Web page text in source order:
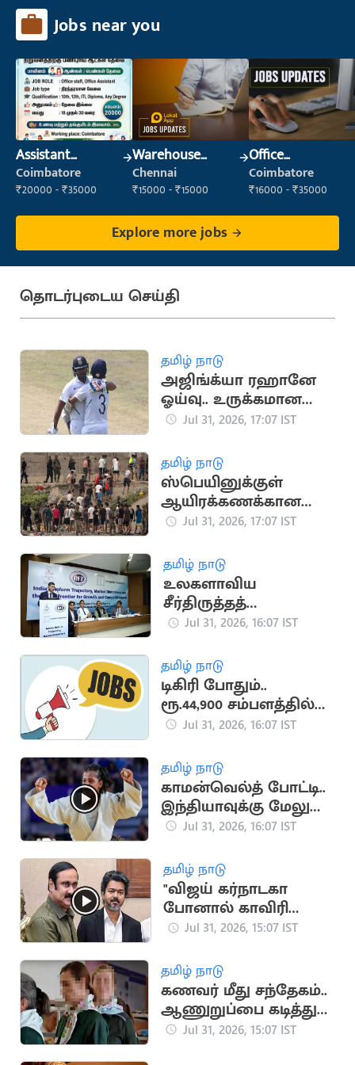
Jobs near you
Assistant
Manager
Coimbatore
₹20000 - ₹35000
Warehouse
Supervisor
(Warehouse &
Chennai
₹15000 - ₹15000
Office
Administrator
Coimbatore
₹16000 - ₹35000
Explore more jobs
தொடர்புடைய செய்தி
தமிழ் நாடு
அஜிங்க்யா ரஹானே
ஓய்வு.. உருக்கமான
பதிவை வெளியிட்ட
Jul 31, 2026, 17:07 IST
தமிழ் நாடு
ஸ்பெயினுக்குள்
ஆயிரக்கணக்கான
அகதிகள்
பரபரப்பு.. நெரிசலில்
சிக்கி 9 பேர் பலி
Jul 31, 2026, 17:07 IST
தமிழ் நாடு
உலகளாவிய
சீர்திருத்தத்
தரவரிசையில் இந்தியா
முன்னேற்றம்
Jul 31, 2026, 16:07 IST
தமிழ் நாடு
டிகிரி போதும்..
ரூ.44,900 சம்பளத்தில்
மத்திய அரசு வேலை
Jul 31, 2026, 16:07 IST
தமிழ் நாடு
காமன்வெல்த் போட்டி..
இந்தியாவுக்கு மேலும்
ஒரு தங்கம்
Jul 31, 2026, 16:07 IST
தமிழ் நாடு
"விஜய் கர்நாடகா
போனால் காவிரி
வந்துவிடாது" -
Jul 31, 2026, 15:07 IST
தமிழ் நாடு
கணவர் மீது சந்தேகம்..
ஆணுறுப்பை கடித்து
துப்பிய மனைவி
Jul 31, 2026, 15:07 IST